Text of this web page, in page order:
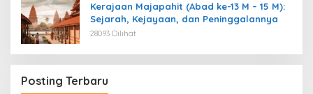
Kerajaan Majapahit (Abad ke-13 M – 15 M):
Sejarah, Kejayaan, dan Peninggalannya
28093 Dilihat
Posting Terbaru